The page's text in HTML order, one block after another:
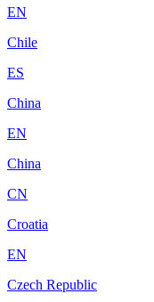
EN
Chile
ES
China
EN
China
CN
Croatia
EN
Czech Republic